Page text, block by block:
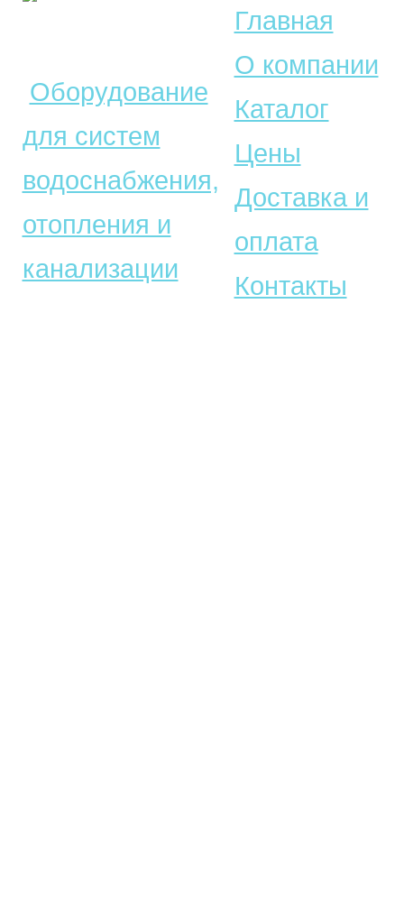
Оборудование
для систем
водоснабжения,
отопления и
канализации
Главная
О компании
Каталог
Цены
Доставка и
оплата
Контакты